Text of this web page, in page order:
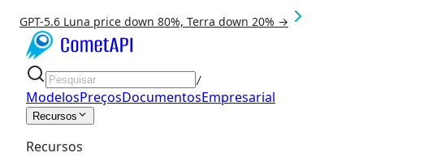
GPT-5.6 Luna price down 80%, Terra down 20% →
/
ModelosPreçosDocumentosEmpresarial
Recursos
Recursos